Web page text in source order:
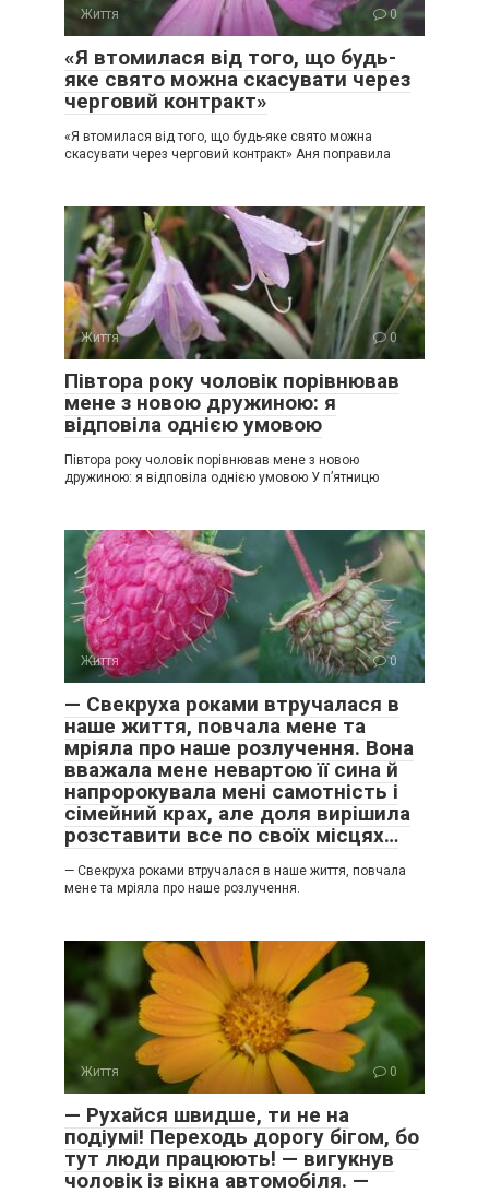
Життя 0
«Я втомилася від того, що будь-
яке свято можна скасувати через
черговий контракт»
«Я втомилася від того, що будь-яке свято можна
скасувати через черговий контракт» Аня поправила
Життя 0
Півтора року чоловік порівнював
мене з новою дружиною: я
відповіла однією умовою
Півтора року чоловік порівнював мене з новою
дружиною: я відповіла однією умовою У п’ятницю
Життя 0
— Свекруха роками втручалася в
наше життя, повчала мене та
мріяла про наше розлучення. Вона
вважала мене невартою її сина й
напророкувала мені самотність і
сімейний крах, але доля вирішила
розставити все по своїх місцях…
— Свекруха роками втручалася в наше життя, повчала
мене та мріяла про наше розлучення.
Життя 0
— Рухайся швидше, ти не на
подіумі! Переходь дорогу бігом, бо
тут люди працюють! — вигукнув
чоловік із вікна автомобіля. —